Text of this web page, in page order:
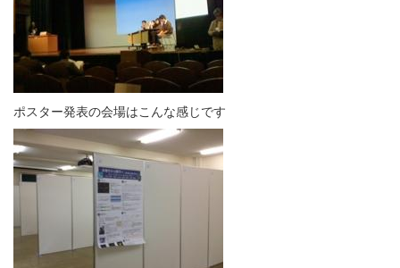
ポスター発表の会場はこんな感じです